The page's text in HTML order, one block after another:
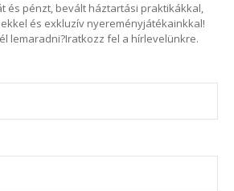
és pénzt, bevált háztartási praktikákkal,
és exkluzív nyereményjátékainkkal!
lemaradni?Iratkozz fel a hírlevelünkre.